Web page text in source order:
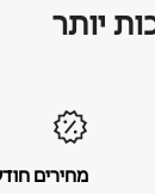
יותר
מחירים